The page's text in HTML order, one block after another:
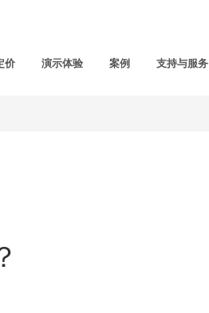
价 演示体验 案例 支持与服务